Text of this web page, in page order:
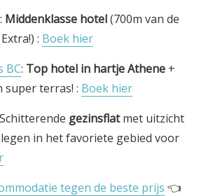
: Middenklasse hotel(700m van de
: Boek hier
BC: Top hotel in hartje Athene +
super terras! : Boek hier
gezinsflatmet uitzicht
in het favoriete gebied voor
tegen de beste prijs 👈